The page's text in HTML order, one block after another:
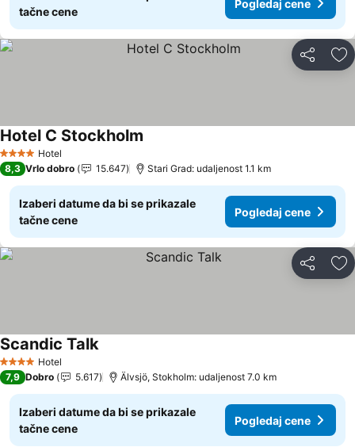
tačne cene
Pogledaj cene
Deli
4 ZvezdiceHotel
Hotel C Stockholm
8,3 Vrlo dobro 15.647 Stari Grad: udaljenost 1.1 km
Izaberi datume da bi se prikazale
tačne cene
Pogledaj cene
Deli
4 ZvezdiceHotel
Scandic Talk
7,9 Dobro 5.617 Älvsjö, Stokholm: udaljenost 7.0 km
Izaberi datume da bi se prikazale
tačne cene
Pogledaj cene